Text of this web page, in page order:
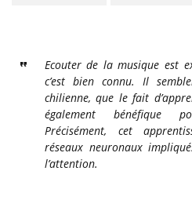
Ecouter de la musique est
c’est bien connu. Il
chilienne, que le fait
également bénéfique
Précisément, cet
réseaux neuronaux
l’attention.